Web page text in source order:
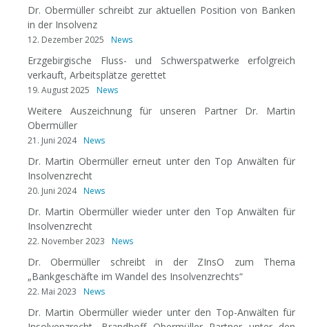
Dr. Obermüller schreibt zur aktuellen Position von Banken
in der Insolvenz
12. Dezember 2025 News
Erzgebirgische Fluss- und Schwerspatwerke erfolgreich
verkauft, Arbeitsplätze gerettet
19. August 2025 News
Weitere Auszeichnung für unseren Partner Dr. Martin
Obermüller
21. Juni 2024 News
Dr. Martin Obermüller erneut unter den Top Anwälten für
Insolvenzrecht
20. Juni 2024 News
Dr. Martin Obermüller wieder unter den Top Anwälten für
Insolvenzrecht
22. November 2023 News
Dr. Obermüller schreibt in der ZInsO zum Thema
„Bankgeschäfte im Wandel des Insolvenzrechts“
22. Mai 2023 News
Dr. Martin Obermüller wieder unter den Top-Anwälten für